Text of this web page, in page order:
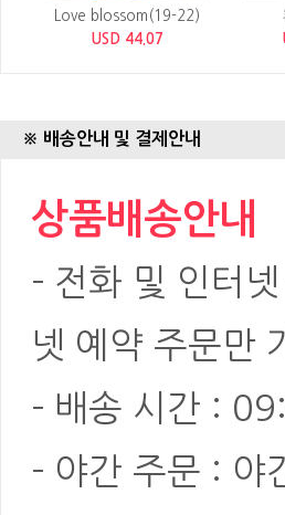
Love blossom(19-22)
USD 44.07
※ 배송안내 및 결제안내
상품배송안내
- 전화 및 인터
넷 예약 주문만
- 배송 시간 :
- 야간 주문 : 야